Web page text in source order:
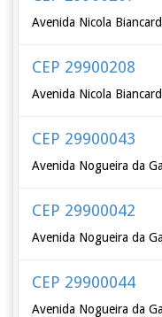
Avenida Nicola
CEP 29900208
Avenida Nicola
CEP 29900043
Avenida Nogueira da
CEP 29900042
Avenida Nogueira da
CEP 29900044
Avenida Nogueira da